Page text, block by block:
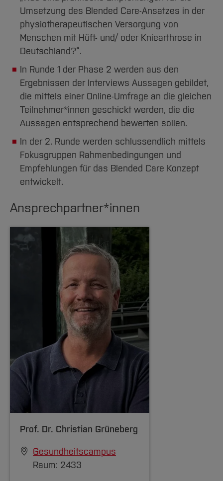
Umsetzung des Blended Care-Ansatzes in der
physiotherapeutischen Versorgung von
Menschen mit Hüft- und/ oder Kniearthrose in
Deutschland?“.
In Runde 1 der Phase 2 werden aus den
Ergebnissen der Interviews Aussagen gebildet,
die mittels einer Online-Umfrage an die gleichen
Teilnehmer*innen geschickt werden, die die
Aussagen entsprechend bewerten sollen.
In der 2. Runde werden schlussendlich mittels
Fokusgruppen Rahmenbedingungen und
Empfehlungen für das Blended Care Konzept
entwickelt.
Ansprechpartner*innen
Prof. Dr. Christian Grüneberg
Gesundheitscampus
Raum: 2433